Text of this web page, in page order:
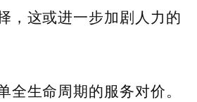
，这或进一步加剧人力的
全生命周期的服务对价。